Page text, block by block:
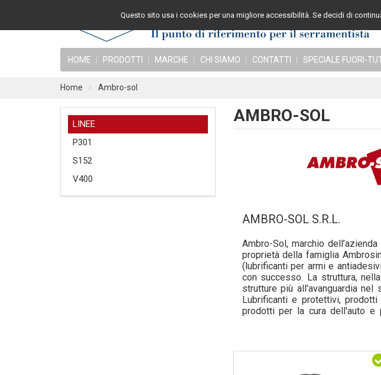
HOME PRODOTTI MARCHE CHI SIAMO CONTATTI SPECIALE FUORI-
Home Ambro-sol
LINEE
P301
S152
V400
AMBRO-SOL
AMBRO-SOL S.R.L.
Ambro-Sol, marchio
proprietà della famiglia
(lubrificanti per armi e
con successo. La struttura,
strutture più all'avanguardia
Lubrificanti e protettivi,
prodotti per la cura dell'auto e
nazionale. Nel pieno rispetto
Le peculiarità che hanno reso
internazionale; il miglior
clientela. Queste
Questo sito usa i cookies per una migliore accessibilità. Se decidi di